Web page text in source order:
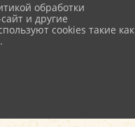
обработки
и другие
cookies такие как